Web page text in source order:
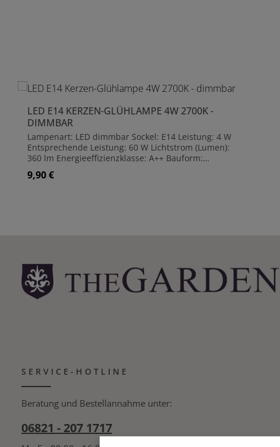
LED E14 KERZEN-GLÜHLAMPE 4W 2700K -
DIMMBAR
Lampenart: LED dimmbar Sockel: E14 Leistung: 4 W
Entsprechende Leistung: 60 W Lichtstrom (Lumen):
360 lm Energieeffizienzklasse: A++ Bauform:
Kerzenform Ausführung: klar Leuchtfarbe:
Warmweiß Lichtfarben (max): 2700 K
Regulärer Preis:
9,90 €
SERVICE-HOTLINE
Beratung und Bestellannahme unter:
06821 - 207 1717